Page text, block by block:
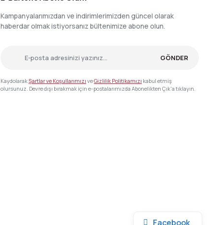
Kampanyalarımızdan ve indirimlerimizden güncel olarak
haberdar olmak istiyorsanız bültenimize abone olun.
GÖNDER
KaydolarakŞartlar ve Koşullarımızı veGizlilik Politikamızı kabul etmiş
olursunuz. Devre dışı bırakmak için e-postalarımızda Abonelikten Çık'a tıklayın.
Facebook